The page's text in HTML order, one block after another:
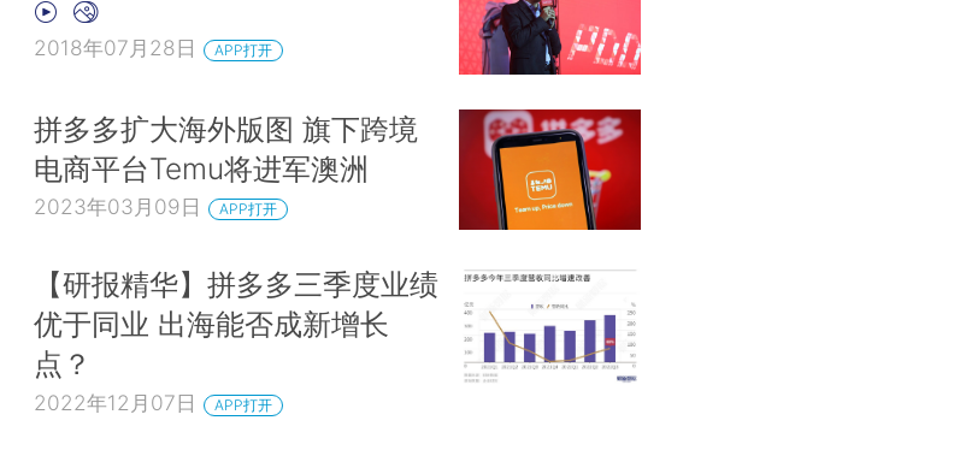
2018年07月28日 APP打开
拼多多扩大海外版图 旗下跨境
电商平台Temu将进军澳洲
2023年03月09日 APP打开
【研报精华】拼多多三季度业绩
优于同业 出海能否成新增长
点？
2022年12月07日 APP打开